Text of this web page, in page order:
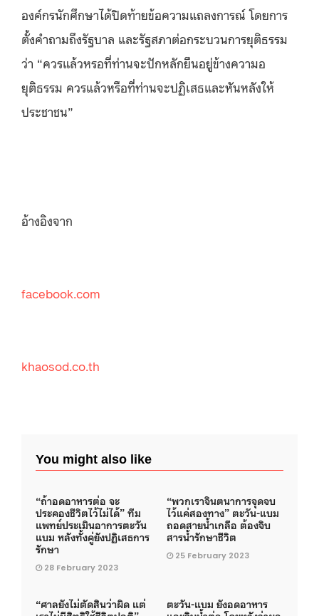
องค์กรนักศึกษาได้ปิดท้ายข้อความแถลงการณ์ โดยการ
ตั้งคำถามถึงรัฐบาล และรัฐสภาต่อกระบวนการยุติธรรม
ว่า “ควรแล้วหรอที่ท่านจะปักหลักยืนอยู่ข้างความอ
ยุติธรรม ควรแล้วหรือที่ท่านจะปฏิเสธและหันหลังให้
ประชาชน”
อ้างอิงจาก
facebook.com
khaosod.co.th
You might also like
“ถ้าอดอาหารต่อ จะ
ประคองชีวิตไว้ไม่ได้” ทีม
แพทย์ประเมินอาการตะวัน
แบม หลังทั้งคู่ยังปฏิเสธการ
รักษา
28 February 2023
“พวกเราจินตนาการจุดจบ
ไว้แค่สองทาง” ตะวัน-แบม
ถอดสายน้ำเกลือ ต้องจิบ
สารน้ำรักษาชีวิต
25 February 2023
“ศาลยังไม่ตัดสินว่าผิด แต่
ตะวัน-แบม ยังอดอาหาร